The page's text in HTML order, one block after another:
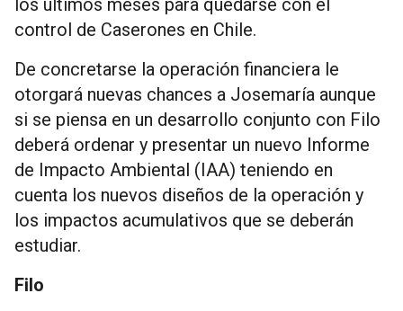
control de Caserones en Chile.
De concretarse la operación financiera le
otorgará nuevas chances a Josemaría aunque
si se piensa en un desarrollo conjunto con Filo
deberá ordenar y presentar un nuevo Informe
de Impacto Ambiental (IAA) teniendo en
cuenta los nuevos diseños de la operación y
los impactos acumulativos que se deberán
estudiar.
Filo